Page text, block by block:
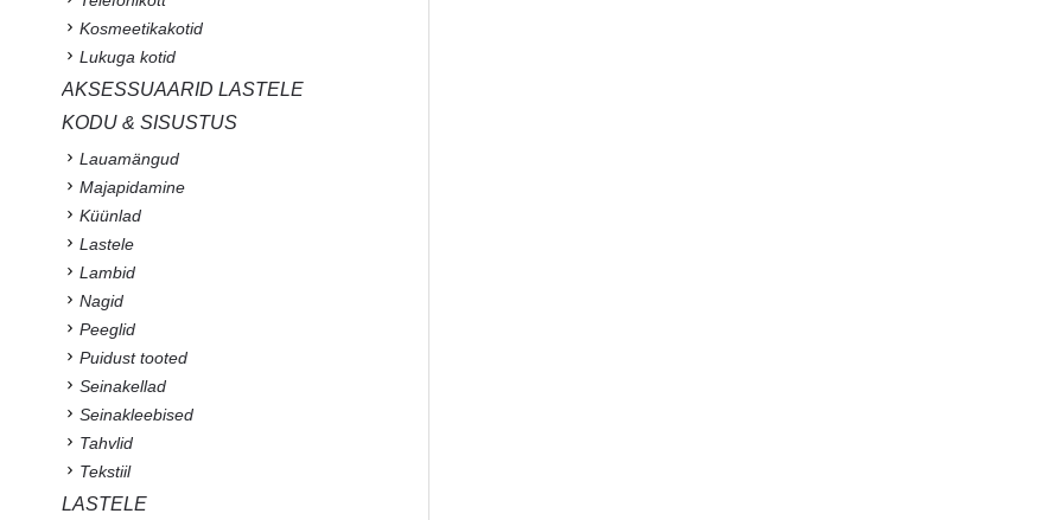
Kosmeetikakotid
Lukuga kotid
AKSESSUAARID LASTELE
KODU & SISUSTUS
Lauamängud
Majapidamine
Küünlad
Lastele
Lambid
Nagid
Peeglid
Puidust tooted
Seinakellad
Seinakleebised
Tahvlid
Tekstiil
LASTELE